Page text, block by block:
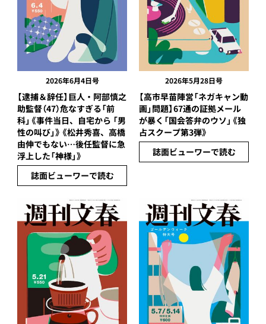
2026年6月4日号
【逮捕＆辞任】巨人・阿部慎之
助監督（47）危なすぎる「前
科」《事件当日、自宅から 「男
性の叫び」》《松井秀喜、高橋
由伸でもない…後任監督に急
浮上した「神様」》
誌面ビューワーで読む
2026年5月28日号
【高市早苗陣営「ネガキャン動
画」問題】67通の証拠メール
が暴く「国会答弁のウソ」《独
占スクープ第3弾》
誌面ビューワーで読む